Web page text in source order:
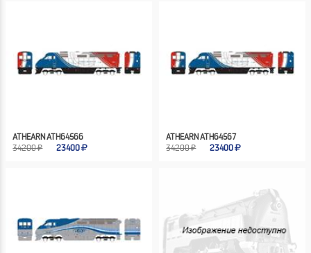
ATHEARN ATH64566
34200 ₽
23400
ATHEARN ATH64567
34200 ₽
23400